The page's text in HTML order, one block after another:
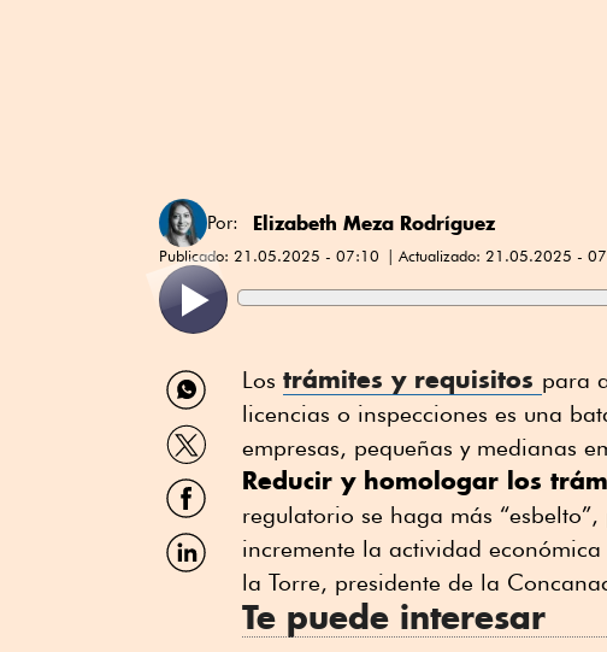
Por: Elizabeth Meza Rodríguez
Publicado: 21.05.2025 - 07:10 Actualizado: 21.05.2025 -
Compartir
por
WhatsApp
Compartir
por
Twitter
Compartir
por
Facebook
Compartir
por
Los trámites y requisitos para
licencias o inspecciones es una
empresas, pequeñas y medianas
Reducir y homologar los
regulatorio se haga más
incremente la actividad
la Torre, presidente de la
Te puede interesar